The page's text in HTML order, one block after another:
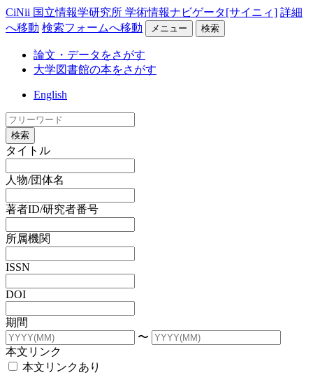
CiNii 国立情報学研究所 学術情報ナビゲータ[サイニィ] 詳細
へ移動 検索フォームへ移動 メニュー 検索
論文・データをさがす
大学図書館の本をさがす
English
検索
タイトル
人物/団体名
著者ID/研究者番号
所属機関
ISSN
DOI
期間
〜
本文リンク
本文リンクあり